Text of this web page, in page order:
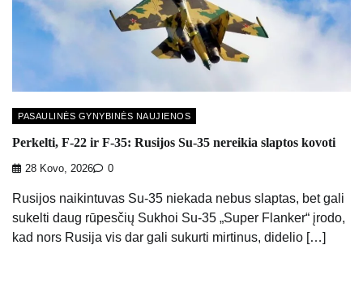
PASAULINĖS GYNYBINĖS NAUJIENOS
Perkelti, F-22 ir F-35: Rusijos Su-35 nereikia slaptos kovoti
28 Kovo, 2026 0
Rusijos naikintuvas Su-35 niekada nebus slaptas, bet gali
sukelti daug rūpesčių Sukhoi Su-35 „Super Flanker“ įrodo,
kad nors Rusija vis dar gali sukurti mirtinus, didelio […]